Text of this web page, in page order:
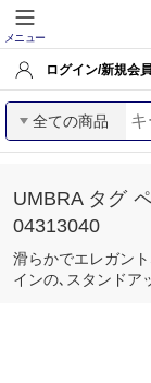
メニュー
ログイン/新規会
全ての商品
UMBRA タグ
04313040
滑らかでエレガン
インの､スタンドア